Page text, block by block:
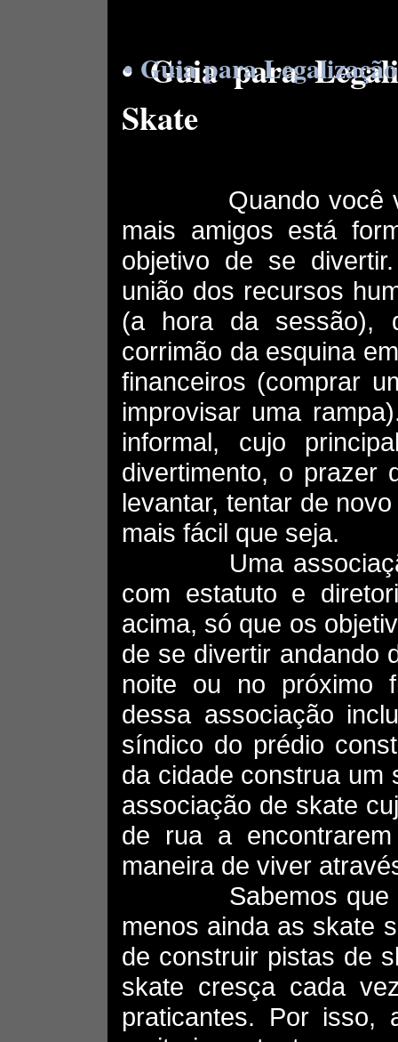
• Guia para
Skate
• Guia para
Quando você vai
mais amigos está
objetivo de se
união dos recursos
(a hora da sessão),
corrimão da esquina
financeiros (comprar
improvisar uma
informal, cujo
divertimento, o prazer
levantar, tentar de
mais fácil que seja.
Uma associação
com estatuto e
acima, só que os
de se divertir andando
noite ou no próximo
dessa associação
síndico do prédio
da cidade construa um
associação de skate
de rua a
maneira de viver
Sabemos que a
menos ainda as skate
de construir pistas de
skate cresça cada
praticantes. Por isso,